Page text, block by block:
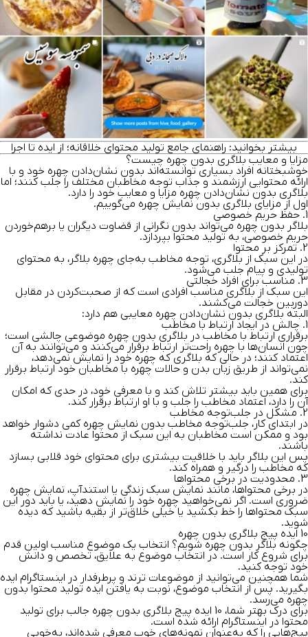
بیشتر بخوانید: راهنمای جامع تولید محتوای خلاقانه؛ از ایده تا اجرا
مزایا و معایب بلاگری بدون چهره چیست؟
خوشبختانه افراد بسیاری توانسته‌اند بدون نشان‌دادن چهره خود و با
ارائه محتوایی ارزشمند و جذاب توجه مخاطبان مختلف را جلب کنند؛ اما
بلاگری بدون نشان‌دادن چهره مزایا و معایب خود را دارد.
اول از مزایای بلاگری بدون نمایش چهره می‌گوییم.
1. حفظ حریم خصوصی
بلاگر بدون چهره می‌تواند بدون نگرانی از قضاوت دیگران یا برهم‌خوردن
حریم خصوصی، به تولید محتوا بپردازد.
2. تمرکز بر محتوا
در این سبک از بلاگری، توجه مخاطب به‌جای چهره بلاگر، به محتوای
تولیدی و پیام جلب می‌شود.
3. مناسب برای افراد خجالتی
این سبک از بلاگری مناسب افرادی است که از صحبت‌کردن در مقابل
دوربین خجالت می‌کشند.
البته بلاگری بدون نشان‌دادن چهره معایبی هم دارد:
1. چالش در ایجاد ارتباط با مخاطب
برقراری ارتباط با مخاطب در بلاگری بدون چهره موضوعی چالشی است؛
چون انسان‌ها با چهره راحت‌تر ارتباط برقرار می‌کنند و می‌توانند به آن
اعتماد کنند؛ در حالی که بلاگری که چهره خود را نمایش نمی‌دهد،
نمی‌تواند از طریق زبان بدن و حالات چهره با مخاطبان خود ارتباط برقرار
کند.
برای همین باید بیشتر تلاش کند و با معرفی خود، در حدی که امکان
آن را دارد، اعتماد مخاطب را جلب و با او ارتباط برقرار کند.
2. مشکل در جلب‌توجه مخاطب
در ابتدای کار، جلب‌توجه مخاطب بدون نمایش چهره کمی دشوار خواهد
بود و ممکن است مخاطبان به این سبک از محتوا عادت نداشته
باشند.
پس این بلاگر باید با خلاقیت بیشتری برای محتوای خود قلابی بسازد
که مخاطب را درگیر و همراه کند.
3. محدودیت در برخی محتواها
در برخی محتواها، مانند نمایش سبک زندگی یا استندآپ، نمایش چهره
ضروری است. اگر نمی‌خواهید چهره خود را نمایش دهید، یا باید دور این
سبک محتواها را خط بکشید یا خیلی خلاق‌تر از بقیه باشید که دیده
شوید.
10 ایده پیج بلاگری بدون چهره
چگونه بلاگر بدون چهره شویم؟ انتخاب یک موضوع مناسب اولین قدم
برای شروع کار است. در انتخاب موضوع به علایق، تخصص و دانش
خود توجه کنید.
شما همچنین می‌توانید از موضوعات ترند و پرطرفدار در اینستاگرام ایده
بگیرید. پس از انتخاب موضوع، نوبت به یافتن ایده تولید محتوا بدون
چهره می‌رسد.
برای درک بهتر شما، 10 ایده پیج بلاگری بدون چهره جالب برای تولید
محتوا در اینستاگرام ارائه شده است.
پیج‌هایی را که به‌عنوان نمونه‌های خوب معرفی شده‌اند، به‌خوبی